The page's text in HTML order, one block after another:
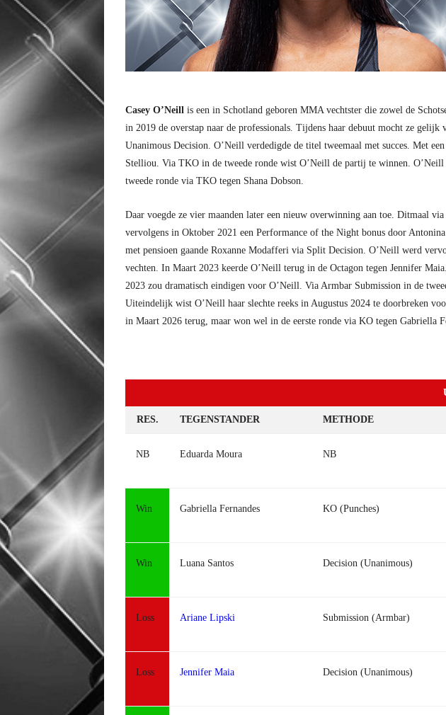
Casey O’Neill is een in Schotland geboren MMA vechtster die zowel de
in 2019 de overstap naar de professionals. Tijdens haar debuut mocht ze
Unanimous Decision. O’Neill verdedigde de titel tweemaal met succes. Met
Stelliou. Via TKO in de tweede ronde wist O’Neill de partij te winnen.
tweede ronde via TKO tegen Shana Dobson.
Daar voegde ze vier maanden later een nieuw overwinning aan toe. Ditmaal
vervolgens in Oktober 2021 een Performance of the Night bonus door
met pensioen gaande Roxanne Modafferi via Split Decision. O’Neill werd
vechten. In Maart 2023 keerde O’Neill terug in de Octagon tegen Jennifer
2023 zou dramatisch eindigen voor O’Neill. Via Armbar Submission in de
Uiteindelijk wist O’Neill haar slechte reeks in Augustus 2024 te doorbreken
in Maart 2026 terug, maar won wel in de eerste ronde via KO tegen Gabriella
RES. TEGENSTANDER METHODE
NB Eduarda Moura NB
Win Gabriella Fernandes KO (Punches)
Win Luana Santos Decision (Unanimous)
Loss Ariane Lipski Submission (Armbar)
Loss Jennifer Maia Decision (Unanimous)